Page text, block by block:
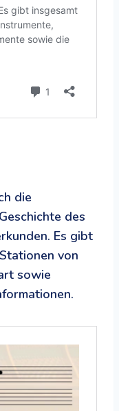
die
des
Es gibt
von
sowie